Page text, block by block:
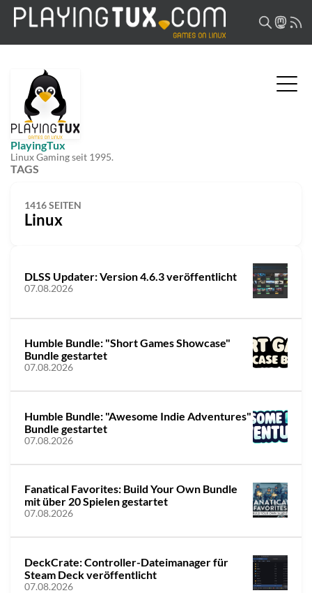
PlayingTux
Linux Gaming seit 1995.
TAGS
1416 SEITEN
Linux
DLSS Updater: Version 4.6.3 veröffentlicht
07.08.2026
Humble Bundle: "Short Games Showcase"
Bundle gestartet
07.08.2026
Humble Bundle: "Awesome Indie Adventures"
Bundle gestartet
07.08.2026
Fanatical Favorites: Build Your Own Bundle
mit über 20 Spielen gestartet
07.08.2026
DeckCrate: Controller-Dateimanager für
Steam Deck veröffentlicht
07.08.2026